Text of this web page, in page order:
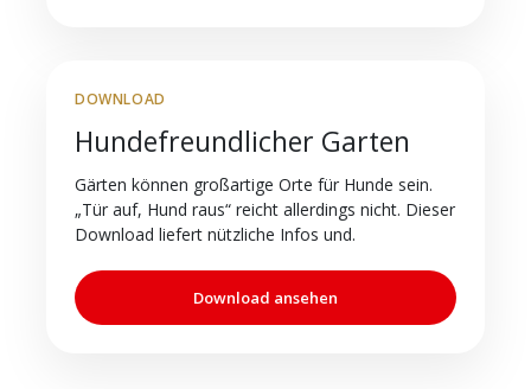
DOWNLOAD
Hundefreundlicher Garten
Gärten können großartige Orte für Hunde sein.
„Tür auf, Hund raus“ reicht allerdings nicht. Dieser
Download liefert nützliche Infos und.
Download ansehen